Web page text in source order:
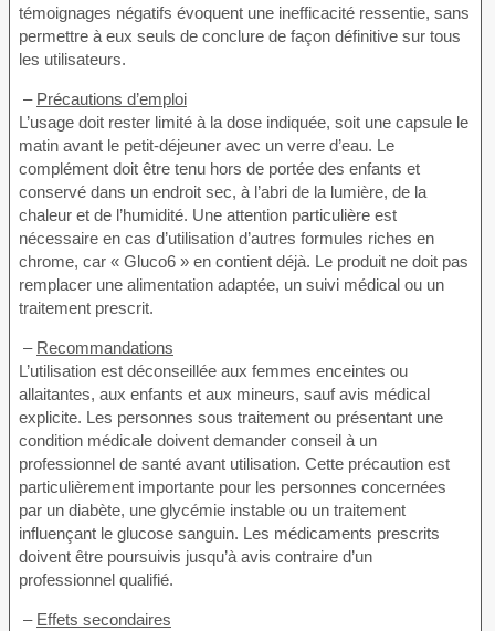
témoignages négatifs évoquent une inefficacité ressentie, sans
permettre à eux seuls de conclure de façon définitive sur tous
les utilisateurs.
– Précautions d’emploi
L’usage doit rester limité à la dose indiquée, soit une capsule le
matin avant le petit-déjeuner avec un verre d’eau. Le
complément doit être tenu hors de portée des enfants et
conservé dans un endroit sec, à l’abri de la lumière, de la
chaleur et de l’humidité. Une attention particulière est
nécessaire en cas d’utilisation d’autres formules riches en
chrome, car « Gluco6 » en contient déjà. Le produit ne doit pas
remplacer une alimentation adaptée, un suivi médical ou un
traitement prescrit.
– Recommandations
L’utilisation est déconseillée aux femmes enceintes ou
allaitantes, aux enfants et aux mineurs, sauf avis médical
explicite. Les personnes sous traitement ou présentant une
condition médicale doivent demander conseil à un
professionnel de santé avant utilisation. Cette précaution est
particulièrement importante pour les personnes concernées
par un diabète, une glycémie instable ou un traitement
influençant le glucose sanguin. Les médicaments prescrits
doivent être poursuivis jusqu’à avis contraire d’un
professionnel qualifié.
– Effets secondaires